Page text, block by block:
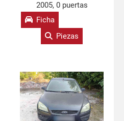
2005, 0 puertas
Ficha
Piezas